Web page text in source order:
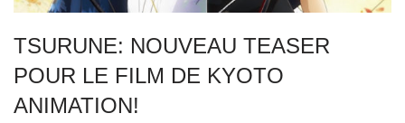
TSURUNE: NOUVEAU TEASER
POUR LE FILM DE KYOTO
ANIMATION!